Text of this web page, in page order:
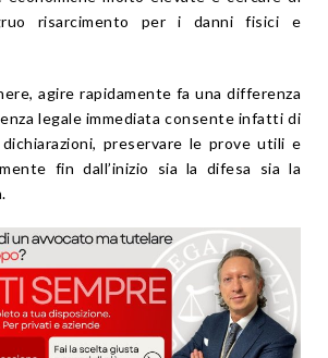
risarcimento per i danni fisici e
agire rapidamente fa una differenza
legale immediata consente infatti di
preservare le prove utili e
fin dall’inizio sia la difesa sia la